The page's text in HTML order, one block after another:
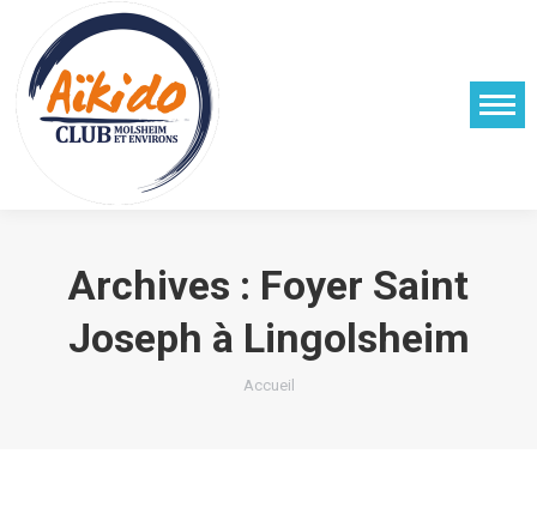
Archives : Foyer Saint
Joseph à Lingolsheim
Vous êtes ici :
Accueil